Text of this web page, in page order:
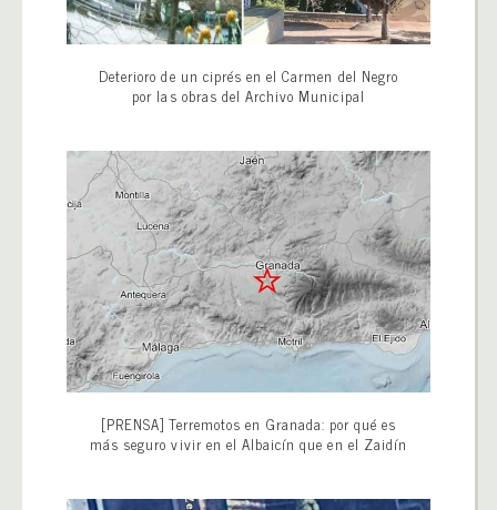
Deterioro de un ciprés en el Carmen del Negro
por las obras del Archivo Municipal
[PRENSA] Terremotos en Granada: por qué es
más seguro vivir en el Albaicín que en el Zaidín